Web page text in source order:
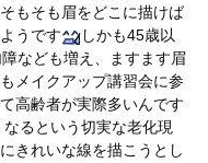
もそも眉をどこに描けば
うです
しかも45歳以
なども増え、ますます眉
メイクアップ講習会に参
高齢者が実際多いんです
るという切実な老化現
きれいな線を描こうとし